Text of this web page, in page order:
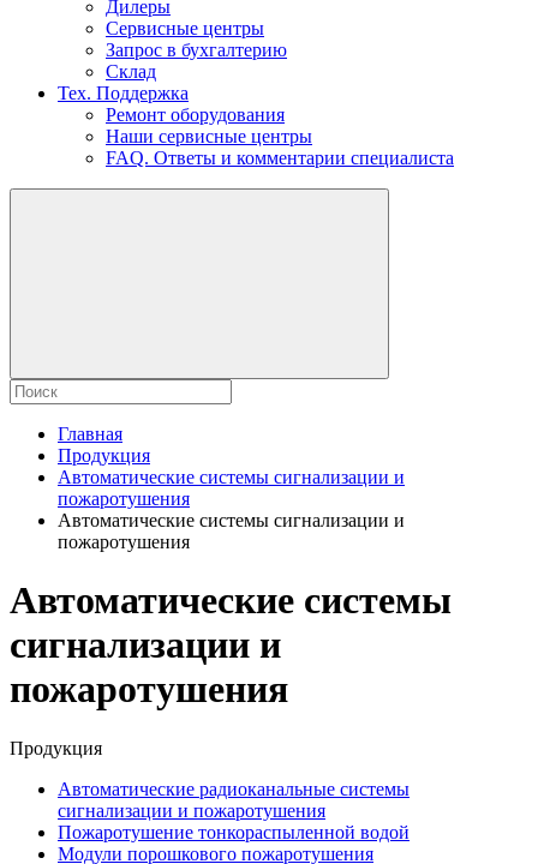
Дилеры
Сервисные центры
Запрос в бухгалтерию
Склад
Тех. Поддержка
Ремонт оборудования
Наши сервисные центры
FAQ. Ответы и комментарии специалиста
Главная
Продукция
Автоматические системы сигнализации и
пожаротушения
Автоматические системы сигнализации и
пожаротушения
Автоматические системы
сигнализации и
пожаротушения
Продукция
Автоматические радиоканальные системы
сигнализации и пожаротушения
Пожаротушение тонкораспыленной водой
Модули порошкового пожаротушения